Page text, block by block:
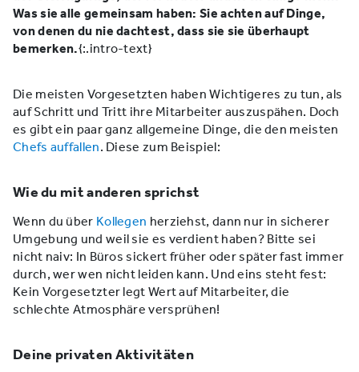
Was sie alle gemeinsam haben: Sie achten auf Dinge,
von denen du nie dachtest, dass sie sie überhaupt
bemerken.{:.intro-text}
Die meisten Vorgesetzten haben Wichtigeres zu tun, als
auf Schritt und Tritt ihre Mitarbeiter auszuspähen. Doch
es gibt ein paar ganz allgemeine Dinge, die den meisten
Chefs auffallen. Diese zum Beispiel:
Wie du mit anderen sprichst
Wenn du über Kollegen herziehst, dann nur in sicherer
Umgebung und weil sie es verdient haben? Bitte sei
nicht naiv: In Büros sickert früher oder später fast immer
durch, wer wen nicht leiden kann. Und eins steht fest:
Kein Vorgesetzter legt Wert auf Mitarbeiter, die
schlechte Atmosphäre versprühen!
Deine privaten Aktivitäten